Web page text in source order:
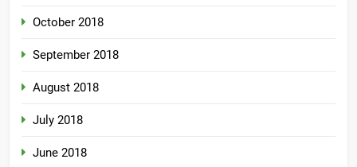
October 2018
September 2018
August 2018
July 2018
June 2018